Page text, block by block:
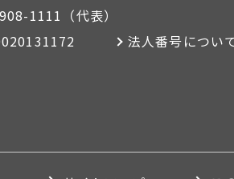
1111 （代表）
法人番号につい